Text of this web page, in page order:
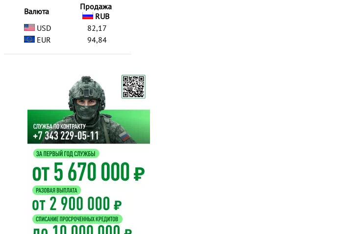
Валюта
Продажа
RUB
USD
82,17
EUR
94,84